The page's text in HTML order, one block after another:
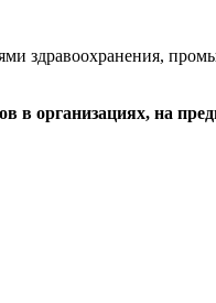
здравоохранения,
в организациях, на